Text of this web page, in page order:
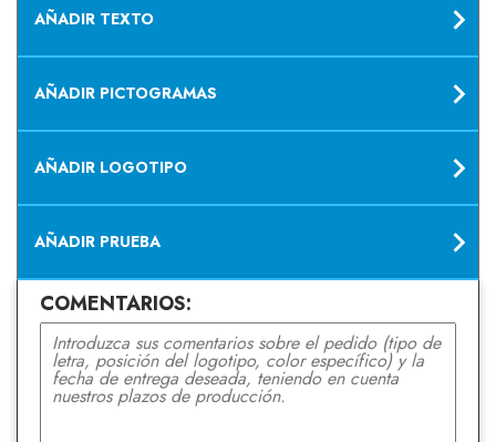
AÑADIR TEXTO
AÑADIR PICTOGRAMAS
AÑADIR LOGOTIPO
AÑADIR PRUEBA
COMENTARIOS: